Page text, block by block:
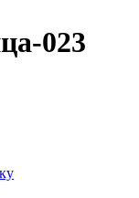
023